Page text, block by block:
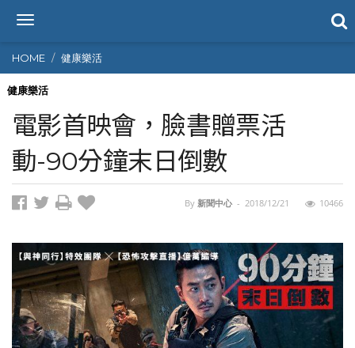
T
g
g
l
n
a
v
i
g
o
n
HOME 健康樂活
健康樂活
電影首映會，臉書贈票活
動-90分鐘末日倒數
By 新聞中心 - 2018/12/21 10466